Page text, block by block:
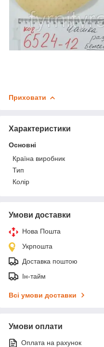
Приховати
Характеристики
Основні
Країна виробник
Тип
Колір
Умови доставки
Нова Пошта
Укрпошта
Доставка поштою
Ін-тайм
Всі умови доставки
Умови оплати
Оплата на рахунок